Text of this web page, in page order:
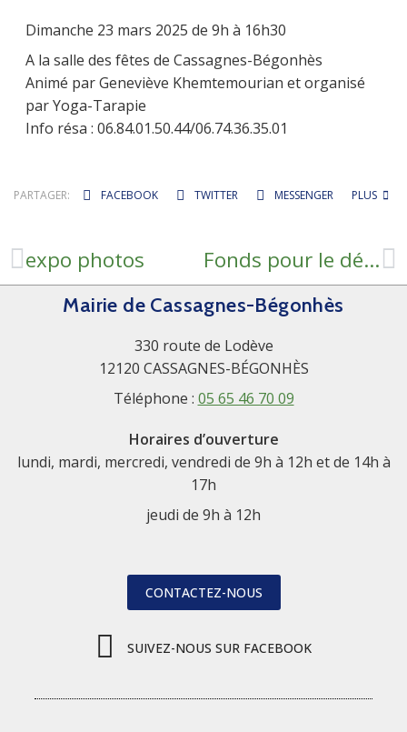
Dimanche 23 mars 2025 de 9h à 16h30
A la salle des fêtes de Cassagnes-Bégonhès
Animé par Geneviève Khemtemourian et organisé
par Yoga-Tarapie
Info résa : 06.84.01.50.44/06.74.36.35.01
PARTAGER: FACEBOOK TWITTER MESSENGER PLUS
expo photos Fonds pour le développement de la vie associative
Mairie de Cassagnes-Bégonhès
330 route de Lodève
12120 CASSAGNES-BÉGONHÈS
Téléphone : 05 65 46 70 09
Horaires d’ouverture
lundi, mardi, mercredi, vendredi de 9h à 12h et de 14h à
17h
jeudi de 9h à 12h
CONTACTEZ-NOUS
SUIVEZ-NOUS SUR FACEBOOK